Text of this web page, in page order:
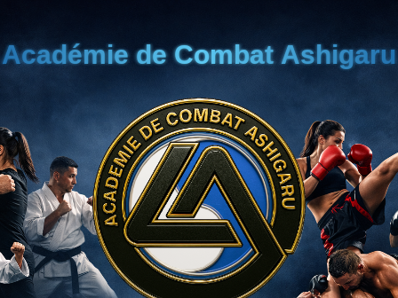
Académie de Combat Ashigaru
Académie de Combat Ashigaru
Académie de Combat Ashigaru